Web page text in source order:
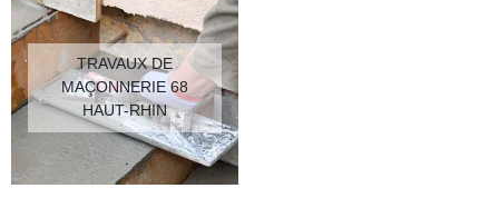
TRAVAUX DE
MAÇONNERIE 68
HAUT-RHIN